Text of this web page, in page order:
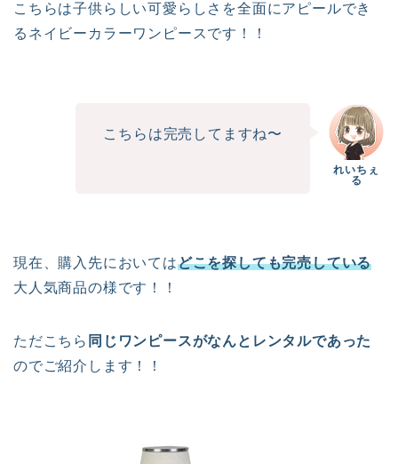
こちらは子供らしい可愛らしさを全面にアピールでき
るネイビーカラーワンピースです！！
こちらは完売してますね〜
現在、購入先においてはどこを探しても完売している
大人気商品の様です！！
ただこちら 同じワンピースがなんとレンタルであった
のでご紹介します！！